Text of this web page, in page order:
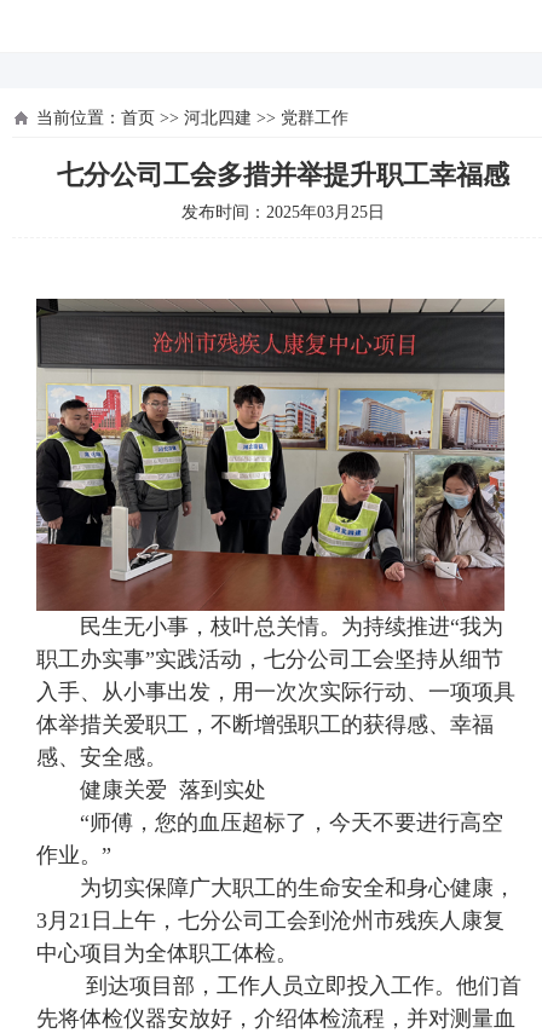
当前位置： 首页 >> 河北四建 >> 党群工作
七分公司工会多措并举提升职工幸福感
发布时间：2025年03月25日
民生无小事，枝叶总关情。为持续推进“我为
职工办实事”实践活动，七分公司工会坚持从细节
入手、从小事出发，用一次次实际行动、一项项具
体举措关爱职工，不断增强职工的获得感、幸福
感、安全感。
健康关爱 落到实处
“师傅，您的血压超标了，今天不要进行高空
作业。”
为切实保障广大职工的生命安全和身心健康，
3月21日上午，七分公司工会到沧州市残疾人康复
中心项目为全体职工体检。
到达项目部，工作人员立即投入工作。他们首
先将体检仪器安放好，介绍体检流程，并对测量血